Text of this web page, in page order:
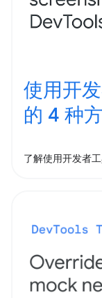
使用开
的 4 种
了解使用开发者